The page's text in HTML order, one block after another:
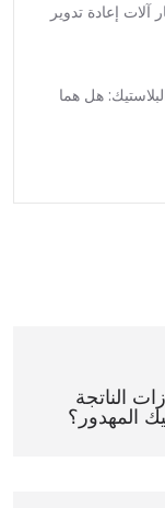
آلات إعادة تدوير
هل هما
الناتجة
المهدور؟